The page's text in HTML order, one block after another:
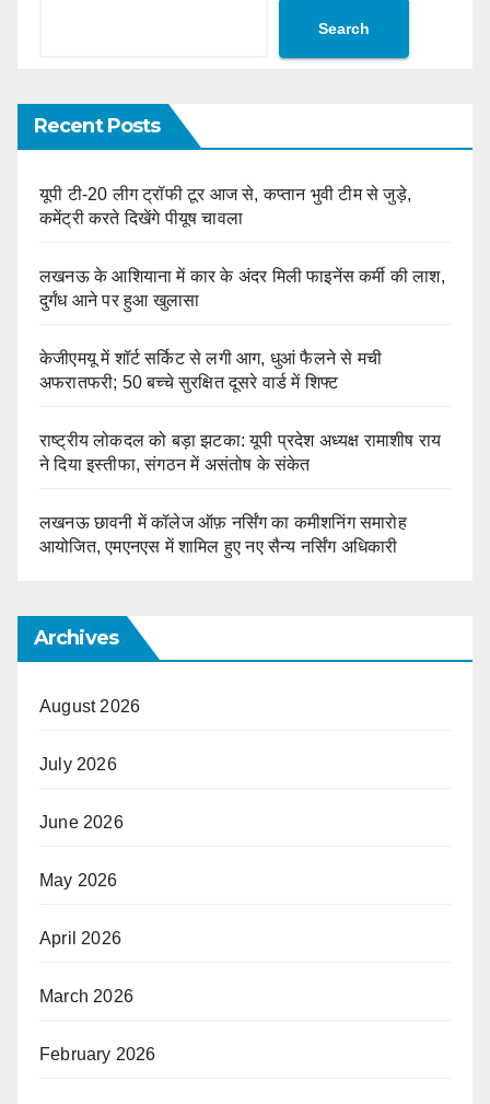
Search
Recent Posts
यूपी टी-20 लीग ट्रॉफी टूर आज से, कप्तान भुवी टीम से जुड़े,
कमेंट्री करते दिखेंगे पीयूष चावला
लखनऊ के आशियाना में कार के अंदर मिली फाइनेंस कर्मी की लाश,
दुर्गंध आने पर हुआ खुलासा
केजीएमयू में शॉर्ट सर्किट से लगी आग, धुआं फैलने से मची
अफरातफरी; 50 बच्चे सुरक्षित दूसरे वार्ड में शिफ्ट
राष्ट्रीय लोकदल को बड़ा झटका: यूपी प्रदेश अध्यक्ष रामाशीष राय
ने दिया इस्तीफा, संगठन में असंतोष के संकेत
लखनऊ छावनी में कॉलेज ऑफ़ नर्सिंग का कमीशनिंग समारोह
आयोजित, एमएनएस में शामिल हुए नए सैन्य नर्सिंग अधिकारी
Archives
August 2026
July 2026
June 2026
May 2026
April 2026
March 2026
February 2026